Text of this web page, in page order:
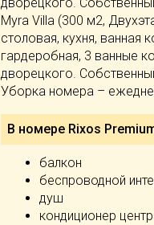
Myra Villa (300 м2,
столовая, кухня, ванная
гардеробная, 3 ванные
дворецкого.
Уборка номера –
В номере Rixos
балкон
беспроводной
душ
кондиционер